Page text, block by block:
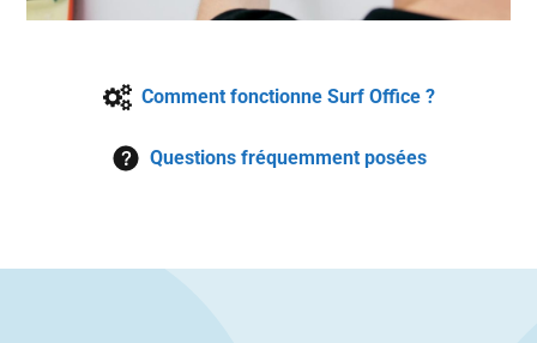
Comment fonctionne Surf Office ?
Questions fréquemment posées